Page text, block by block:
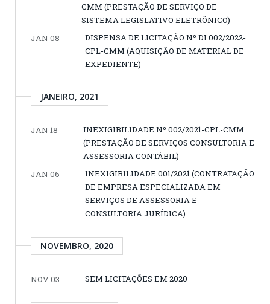
CMM (PRESTAÇÃO DE SERVIÇO DE
SISTEMA LEGISLATIVO ELETRÔNICO)
JAN 08
DISPENSA DE LICITAÇÃO Nº DI 002/2022-
CPL-CMM (AQUISIÇÃO DE MATERIAL DE
EXPEDIENTE)
JANEIRO, 2021
JAN 18
INEXIGIBILIDADE Nº 002/2021-CPL-CMM
(PRESTAÇÃO DE SERVIÇOS CONSULTORIA E
ASSESSORIA CONTÁBIL)
JAN 06
INEXIGIBILIDADE 001/2021 (CONTRATAÇÃO
DE EMPRESA ESPECIALIZADA EM
SERVIÇOS DE ASSESSORIA E
CONSULTORIA JURÍDICA)
NOVEMBRO, 2020
NOV 03 SEM LICITAÇÕES EM 2020